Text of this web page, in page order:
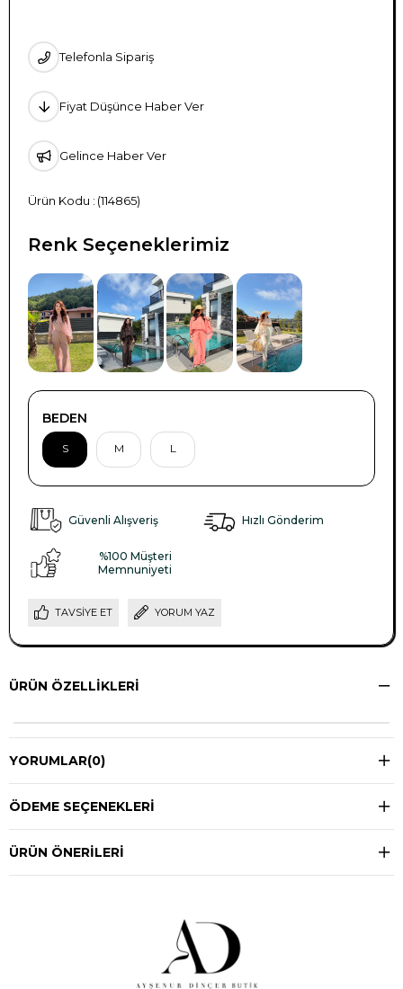
Telefonla Sipariş
Fiyat Düşünce Haber Ver
Gelince Haber Ver
(114865)
Renk Seçeneklerimiz
BEDEN
S M L
Güvenli Alışveriş Hızlı Gönderim
%100 Müşteri
Memnuniyeti
TAVSIYE ET YORUM YAZ
ÜRÜN ÖZELLIKLERI
YORUMLAR(0)
ÖDEME SEÇENEKLERI
ÜRÜN ÖNERILERI